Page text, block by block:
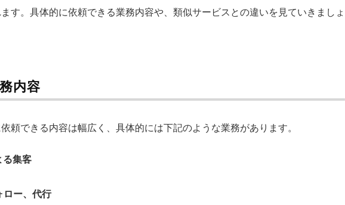
ます。具体的に依頼できる業務内容や、類似サービスとの違いを見ていきましょ
内容
頼できる内容は幅広く、具体的には下記のような業務があります。
る集客
ロー、代行